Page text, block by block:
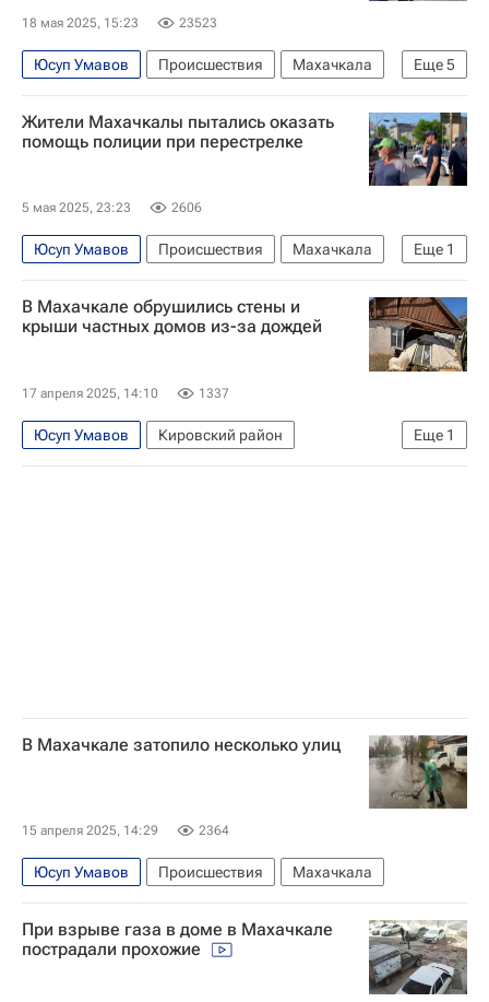
18 мая 2025, 15:23 23523
Еще5
Юсуп Умавов Происшествия
Махачкала
Россия
Республика Дагестан
СУ СК по республике Дагестан
Министерство внутренних дел РФ (МВД России)
Следственный комитет России (СК РФ)
Жители Махачкалы пытались оказать
помощь полиции при перестрелке
5 мая 2025, 23:23 2606
Еще 1
Юсуп Умавов Происшествия
Махачкала
Нападение на сотрудников ДПС в Махачкале
В Махачкале обрушились стены и
крыши частных домов из-за дождей
17 апреля 2025, 14:10 1337
Еще 1
Юсуп Умавов
Кировский район
Махачкала
В Махачкале затопило несколько улиц
15 апреля 2025, 14:29 2364
Юсуп Умавов Происшествия Махачкала
При взрыве газа в доме в Махачкале
пострадали прохожие